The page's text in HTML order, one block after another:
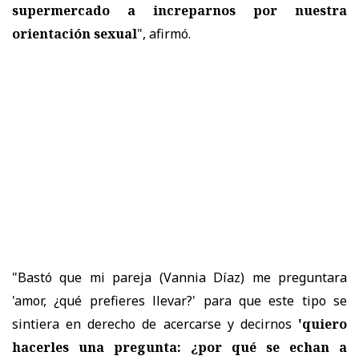
supermercado a increparnos por nuestra
orientación sexual", afirmó.
"Bastó que mi pareja (Vannia Díaz) me preguntara
'amor, ¿qué prefieres llevar?' para que este tipo se
sintiera en derecho de acercarse y decirnos 'quiero
hacerles una pregunta: ¿por qué se echan a